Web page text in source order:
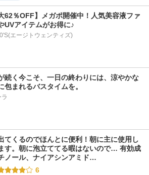
62％OFF】メガポ開催中！人気美容液ファ
UVアイテムがお得に♪
エージトウェンティズ)
続く今こそ、一日の終わりには、涼やかな
包まれるバスタイムを。
てくるのでほんとに便利！朝に主に使用し
す。朝に泡立ててる暇はないので… 有効成
ノール、ナイアシンアミド…
6